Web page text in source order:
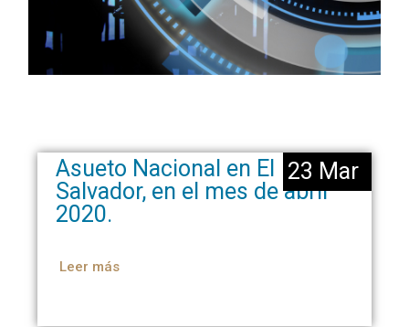
Asueto Nacional en El
Salvador, en el mes de abril
2020.
Leer más
23 Mar